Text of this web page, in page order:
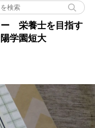
ー 栄養士を目指す
学園短大